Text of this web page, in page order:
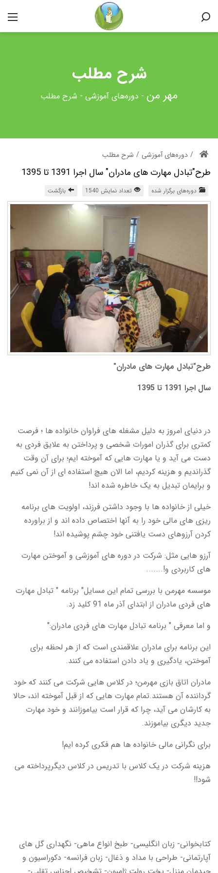
شرح مطلب
- دوره‌های آموزشی - شرح مطلب
/ دوره‌های آموزشی / شرح مطلب
طرح"تبادل مهارت های مادران" سال اجرا 1391 تا 1395
دوره‌های برگزار شده تعداد نمایش 1540 بازگشت
طرح"تبادل مهارت های مادران"
سال اجرا 1391 تا 1395
در دنیای امروز به دلیل مشغله های فراوان خانواده ها ؛ فرصت
کمتری برای گذران امورات شخصی و پرداختن به علایق فردی به
دست می آید و یا مهارت هایی که آموخته ایم؛ برای آن وقت
گذراندیم و هزینه کردیم، اما الان هیچ استفاده ای از آن نمی کنیم
و برایمان تبدیل به یک خاطره شده اند!
خیلی از خانواده ها با وجود داشتن فرزند، اولویت های برنامه
ریزی های مالی خود را به آنها اختصاص داده اند و از براورده
کردن آرزوهای دست یافتنی خود چشم پوشیده اند!
آرزو هایی مثل: شرکت در دوره های آموزشی و آموختن مهارت
های کاربردی و.......!
موسسه مهرمن با بررسی تمام این مسایل" برنامه " تبادل مهارت
های فردی مادران از ابتدای آذر ماه 91 کلید زد
.
و اما معرفی " برنامه تبادل مهارت های فردی مادران":
این برنامه برای مادران علاقمندی است که از هر لحظه برای
آموختن، یادگیری و یاد دادن استفاده می کنند.
مادران اتاق بازی مهرمن؛ در کلاس هایی شرکت می کنند که خود
گرداننده آن هستند.تمام مهارت هایی که از قبل آموخته اند، حالا
به کارشان می آید، چرا که قرار است بیاموزانند و خود مهارت
جدید دیگری بیاموزند.
برای نگرانی مالی خانواده ها هم فکری کرده ایم!
هزینه شرکت در یک کلاس با تدریس در کلاس دیگرپرداخته می
شود!!
کتابخوانی- زبان انگلیسی- طبخ انواع ماهی- نگهداری گل های
آپارتمانی- طراحی با مداد و ذغال- زبان فرانسه- دکوراسیون و